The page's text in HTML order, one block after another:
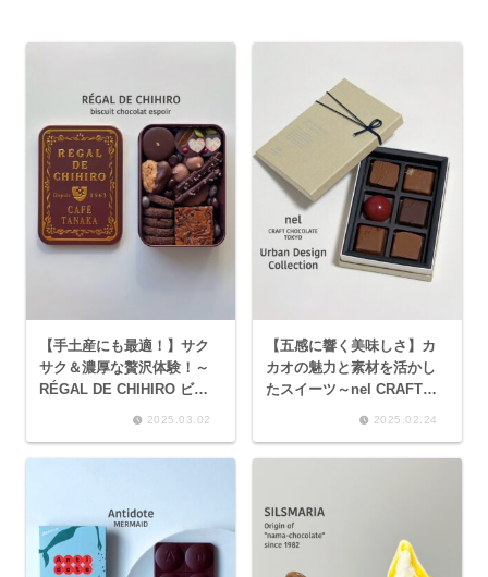
【手土産にも最適！】サク
サク＆濃厚な贅沢体験！～
RÉGAL DE CHIHIRO ビス
セ サントメ・ルージュ、ミ
2025.03.02
【五感に響く美味しさ】カ
カオの魅力と素材を活かし
たスイーツ～nel CRAFT
2025.02.24